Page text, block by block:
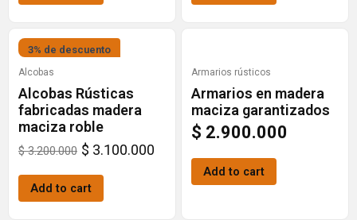
3% de descuento
Alcobas
Alcobas Rústicas
fabricadas madera
maciza roble
$3.200.000
Original
was:
$ 3.200.000.
$ 3.100.000
price
$ 3.100.000.
Add to cart
Armarios rústicos
Armarios en madera
maciza garantizados
$ 2.900.000
Add to cart